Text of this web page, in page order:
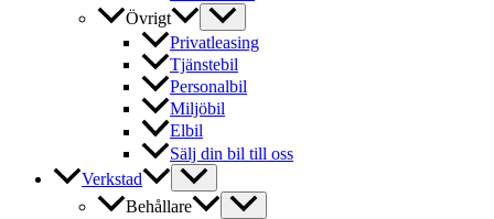
Övrigt
Privatleasing
Tjänstebil
Personalbil
Miljöbil
Elbil
Sälj din bil till oss
Verkstad
Behållare